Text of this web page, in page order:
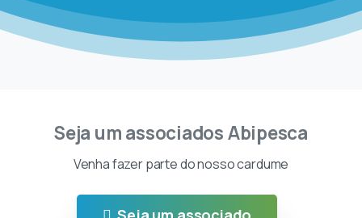
Seja um associados Abipesca
Venha fazer parte do nosso cardume